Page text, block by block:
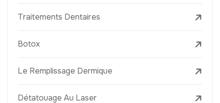
Traitements Dentaires
Botox
Le Remplissage Dermique
Détatouage Au Laser